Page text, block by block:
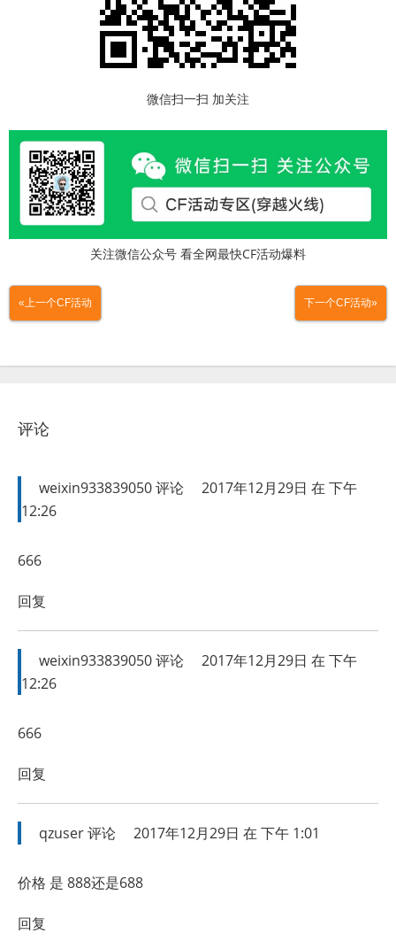
微信扫一扫 加关注
关注微信公众号 看全网最快CF活动爆料
«上一个CF活动 下一个CF活动»
评论
weixin933839050评论
2017年12月29日 在 下午
12:26
666
回复
weixin933839050评论
2017年12月29日 在 下午
12:26
666
回复
qzuser评论 2017年12月29日 在 下午 1:01
价格 是 888还是688
回复